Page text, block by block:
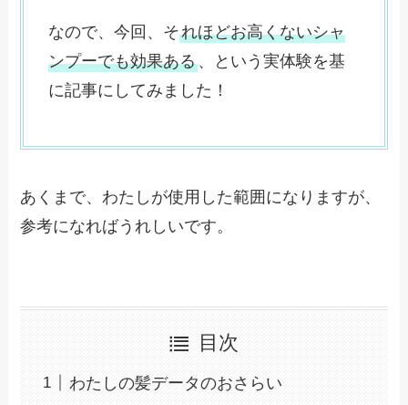
なので、今回、それほどお高くないシャ
ンプーでも効果ある、という実体験を基
に記事にしてみました！
あくまで、わたしが使用した範囲になりますが、
参考になればうれしいです。
目次
わたしの髪データのおさらい